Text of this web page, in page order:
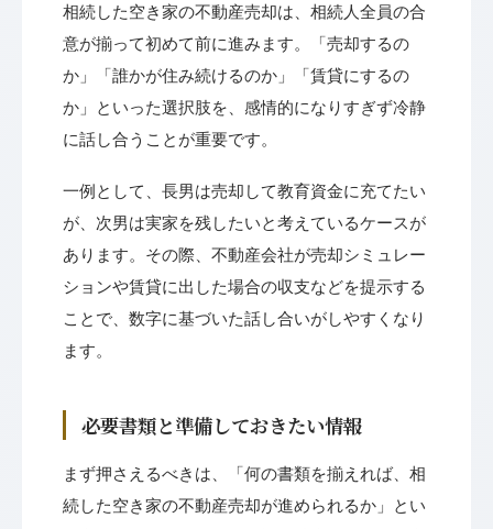
相続した空き家の不動産売却は、相続人全員の合
意が揃って初めて前に進みます。「売却するの
か」「誰かが住み続けるのか」「賃貸にするの
か」といった選択肢を、感情的になりすぎず冷静
に話し合うことが重要です。
一例として、長男は売却して教育資金に充てたい
が、次男は実家を残したいと考えているケースが
あります。その際、不動産会社が売却シミュレー
ションや賃貸に出した場合の収支などを提示する
ことで、数字に基づいた話し合いがしやすくなり
ます。
必要書類と準備しておきたい情報
まず押さえるべきは、「何の書類を揃えれば、相
続した空き家の不動産売却が進められるか」とい